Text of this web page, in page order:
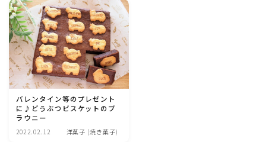
鶏肉料理
豚肉料理
牛肉料理
ひき肉料理
バレンタイン等のプレゼント
に♪どうぶつビスケットのブ
ラウニー
2022.02.12 洋菓子 (焼き菓子)